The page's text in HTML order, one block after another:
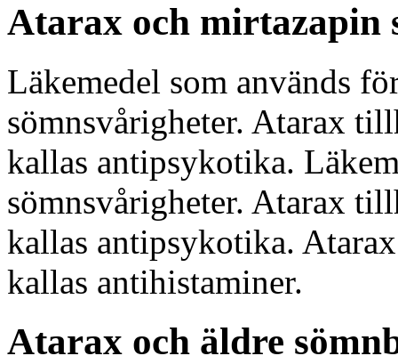
Atarax och mirtazapin
Läkemedel som används
sömnsvårigheter. Atarax
kallas antipsykotika.
sömnsvårigheter. Atarax
kallas antipsykotika.
kallas antihistaminer.
Atarax och äldre